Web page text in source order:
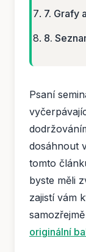
7. Grafy
8.
Psaní
dosáhnout
tomto
byste měli
zajistí vám
originální